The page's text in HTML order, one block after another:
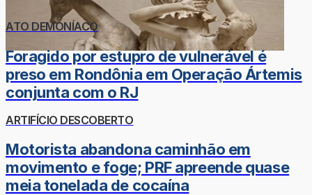
ATO DEMONÍACO
Foragido por estupro de vulnerável é
preso em Rondônia em Operação Ártemis
conjunta com o RJ
ARTIFÍCIO DESCOBERTO
Motorista abandona caminhão em
movimento e foge; PRF apreende quase
meia tonelada de cocaína